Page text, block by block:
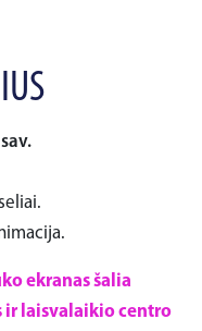
ekranas šalia
ir laisvalaikio centro